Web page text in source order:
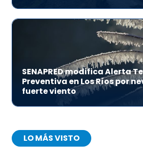
SENAPRED modifica Alerta
Preventiva en Los Ríos por
fuerte viento
LO MÁS VISTO